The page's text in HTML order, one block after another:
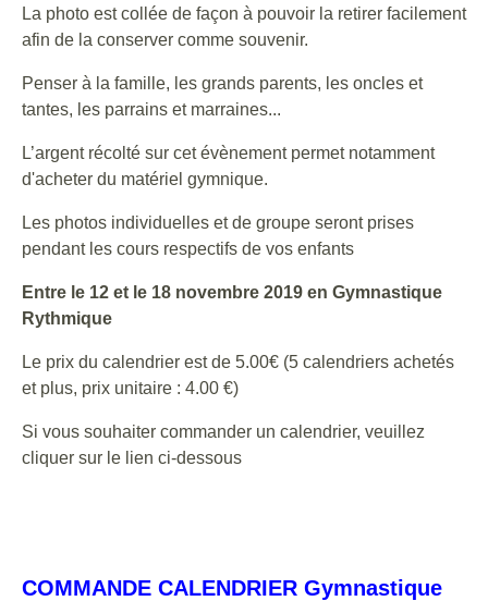
La photo est collée de façon à pouvoir la retirer facilement
afin de la conserver comme souvenir.
Penser à la famille, les grands parents, les oncles et
tantes, les parrains et marraines...
L’argent récolté sur cet évènement permet notamment
d'acheter du matériel gymnique.
Les photos individuelles et de groupe seront prises
pendant les cours respectifs de vos enfants
Entre le 12 et le 18 novembre 2019 en Gymnastique
Rythmique
Le prix du calendrier est de 5.00€ (5 calendriers achetés
et plus, prix unitaire : 4.00 €)
Si vous souhaiter commander un calendrier, veuillez
cliquer sur le lien ci-dessous
COMMANDE CALENDRIER Gymnastique